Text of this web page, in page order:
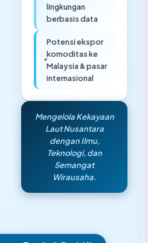
lingkungan
berbasis data
Potensi ekspor
komoditas ke
Malaysia & pasar
internasional
Mengelola Kekayaan
Laut Nusantara
dengan Ilmu,
Teknologi, dan
Semangat
Wirausaha.